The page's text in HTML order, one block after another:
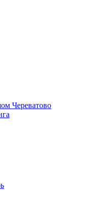
Череватово